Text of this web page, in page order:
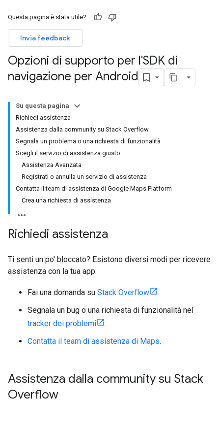
Questa pagina è stata utile?
Invia feedback
Opzioni di supporto per l'SDK di
navigazione per Android
Su questa pagina
Richiedi assistenza
Assistenza dalla community su Stack Overflow
Segnala un problema o una richiesta di funzionalità
Scegli il servizio di assistenza giusto
Assistenza Avanzata
Registrati o annulla un servizio di assistenza
Contatta il team di assistenza di Google Maps Platform
Crea una richiesta di assistenza
Richiedi assistenza
Ti senti un po' bloccato? Esistono diversi modi per ricevere
assistenza con la tua app.
Fai una domanda su Stack Overflow
.
Segnala un bug o una richiesta di funzionalità nel
tracker dei problemi
.
Contatta il team di assistenza di Maps.
Assistenza dalla community su Stack
Overflow